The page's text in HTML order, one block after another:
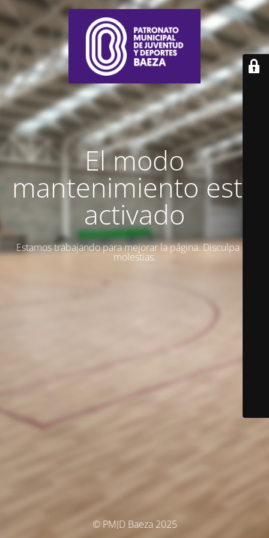
El modo
mantenimiento está
activado
Estamos trabajando para mejorar la página. Disculpa las
molestias.
© PMJD Baeza 2025